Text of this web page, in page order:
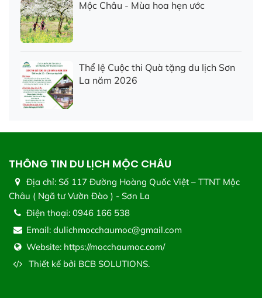
Mộc Châu - Mùa hoa hẹn ước
Thể lệ Cuộc thi Quà tặng du lịch Sơn
La năm 2026
THÔNG TIN DU LỊCH MỘC CHÂU
Địa chỉ: Số 117 Đường Hoàng Quốc Việt – TTNT Mộc
Châu ( Ngã tư Vườn Đào ) - Sơn La
Điện thoại: 0946 166 538
Email: dulichmocchaumoc@gmail.com
Website: https://mocchaumoc.com/
Thiết kế bởi BCB SOLUTIONS.